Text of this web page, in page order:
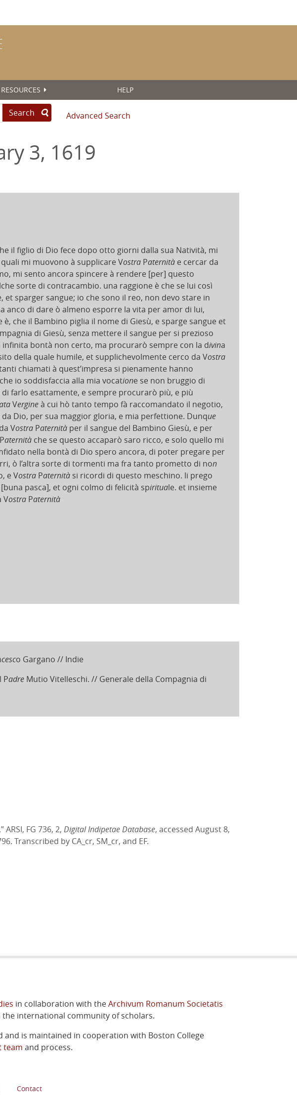
RESOURCES HELP
Search Advanced Search
3, 1619
il figlio di Dio fece dopo otto giorni dalla sua Natività, mi
mi muovono à supplicare Vostra Paternità e cercar da
mi sento ancora spincere à rendere [per] questo
sorte di contracambio. una raggione è che se lui così
sparger sangue; io che sono il reo, non devo stare in
anco di dare ò almeno esporre la vita per amor di lui,
è, che il Bambino piglia il nome di Giesù, e sparge sangue et
di Giesù, senza mettere il sangue per si prezioso
infinita bontà non certo, ma procurarò sempre con la divina
della quale humile, et supplichevolmente cerco da Vostra
chiamati à quest’impresa si pienamente hanno
io soddisfaccia alla mia vocatione se non bruggio di
di farlo esattamente, e sempre procurarò più, e più
Vergineà cui hò tanto tempo fà raccomandato il negotio,
Dio, per sua maggior gloria, e mia perfettione. Dunque
Vostra Paternità per il sangue del Bambino Giesù, e per
Paternità che se questo accaparò saro ricco, e solo quello mi
nella bontà di Dio spero ancora, di poter pregare per
ò l’altra sorte di tormenti ma fra tanto prometto di non
e Vostra Paternità si ricordi di questo meschino. li prego
pasca], et ogni colmo di felicità spirituale. et insieme
Vostra Paternità
cesco Gargano // Indie
Padre Mutio Vitelleschi. // Generale della Compagnia di
FG 736, 2, Digital Indipetae Database, accessed August 8,
Transcribed by CA_cr, SM_cr, and EF.
in collaboration with theArchivum Romanum Societatis
international community of scholars.
and is maintained in cooperation with Boston College
team and process.
Contact